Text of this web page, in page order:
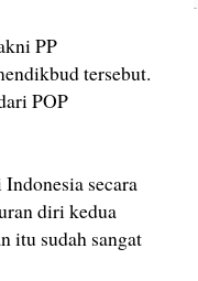
PP
tersebut.
POP
secara
diri kedua
itu sudah sangat